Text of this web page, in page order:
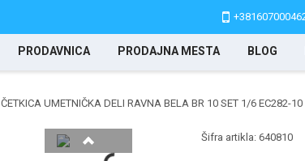
PRODAVNICA PRODAJNA MESTA BLOG
ČETKICA UMETNIČKA DELI RAVNA BELA BR 10 SET 1/6 EC282-10
Šifra artikla: 640810